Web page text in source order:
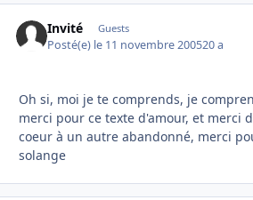
Invité Guests
Posté(e) le 11 novembre 200520 a
Oh si, moi je te comprends, je
merci pour ce texte d'amour, et merci
coeur à un autre abandonné, merci
solange